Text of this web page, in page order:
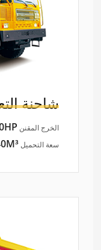
شاحنة
الخرج المقنن
سعة التحميل